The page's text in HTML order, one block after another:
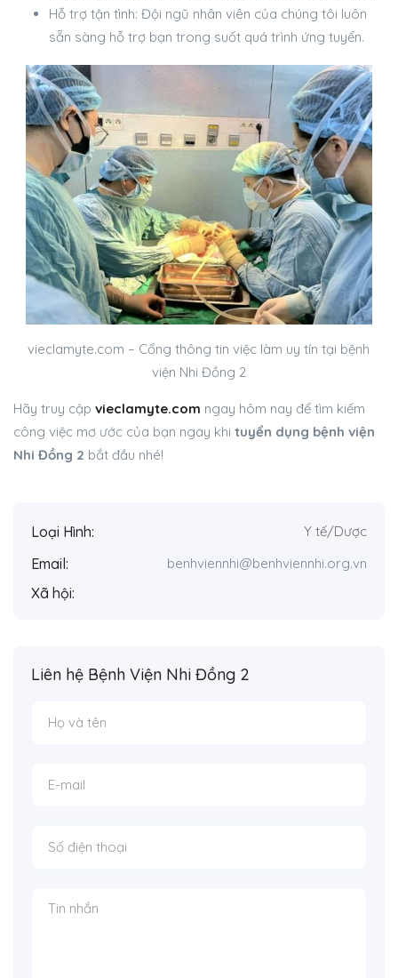
Hỗ trợ tận tình: Đội ngũ nhân viên của chúng tôi luôn
sẵn sàng hỗ trợ bạn trong suốt quá trình ứng tuyển.
vieclamyte.com – Cổng thông tin việc làm uy tín tại bệnh
viện Nhi Đồng 2
Hãy truy cập vieclamyte.com ngay hôm nay để tìm kiếm
công việc mơ ước của bạn ngay khi tuyển dụng bệnh viện
Nhi Đồng 2 bắt đầu nhé!
Loại Hình: Y tế/Dược
Email: benhviennhi@benhviennhi.org.vn
Xã hội:
Liên hệ Bệnh Viện Nhi Đồng 2